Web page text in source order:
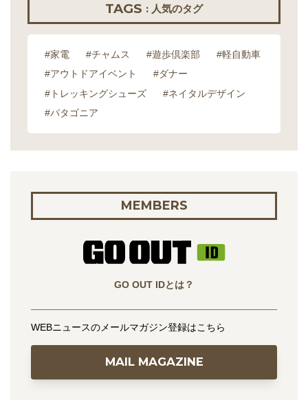
TAGS : 人気のタグ
#家電 #チャムス #遊歩倶楽部
#軽自動車
#アウトドアイベント
#ダナー
#トレッキングシューズ
#ネイタルデザイン
#パタゴニア
MEMBERS
GO OUT IDとは？
WEBニュースのメールマガジン登録はこちら
MAIL MAGAZINE